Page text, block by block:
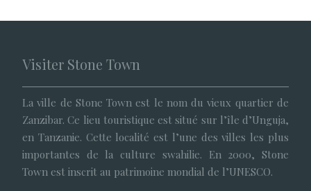
Visiter Stone Town
La ville de Stone Town est le nom du vieux quartier de
Zanzibar. Ce lieu touristique est situé sur l’île d’Unguja,
en Tanzanie. Cette localité est l’une des villes les plus
importantes de la culture swahilie. En 2000, Stone
Town est inscrit au patrimoine mondial de l’UNESCO.